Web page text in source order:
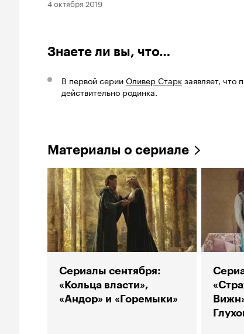
4 октября 2019
Знаете ли вы, что…
В первой серииОливер Старкзаявляет, что
действительно родинка.
Материалы о сериале
Сериалы сентября:
«Кольца власти»,
«Андор» и «Горемыки»